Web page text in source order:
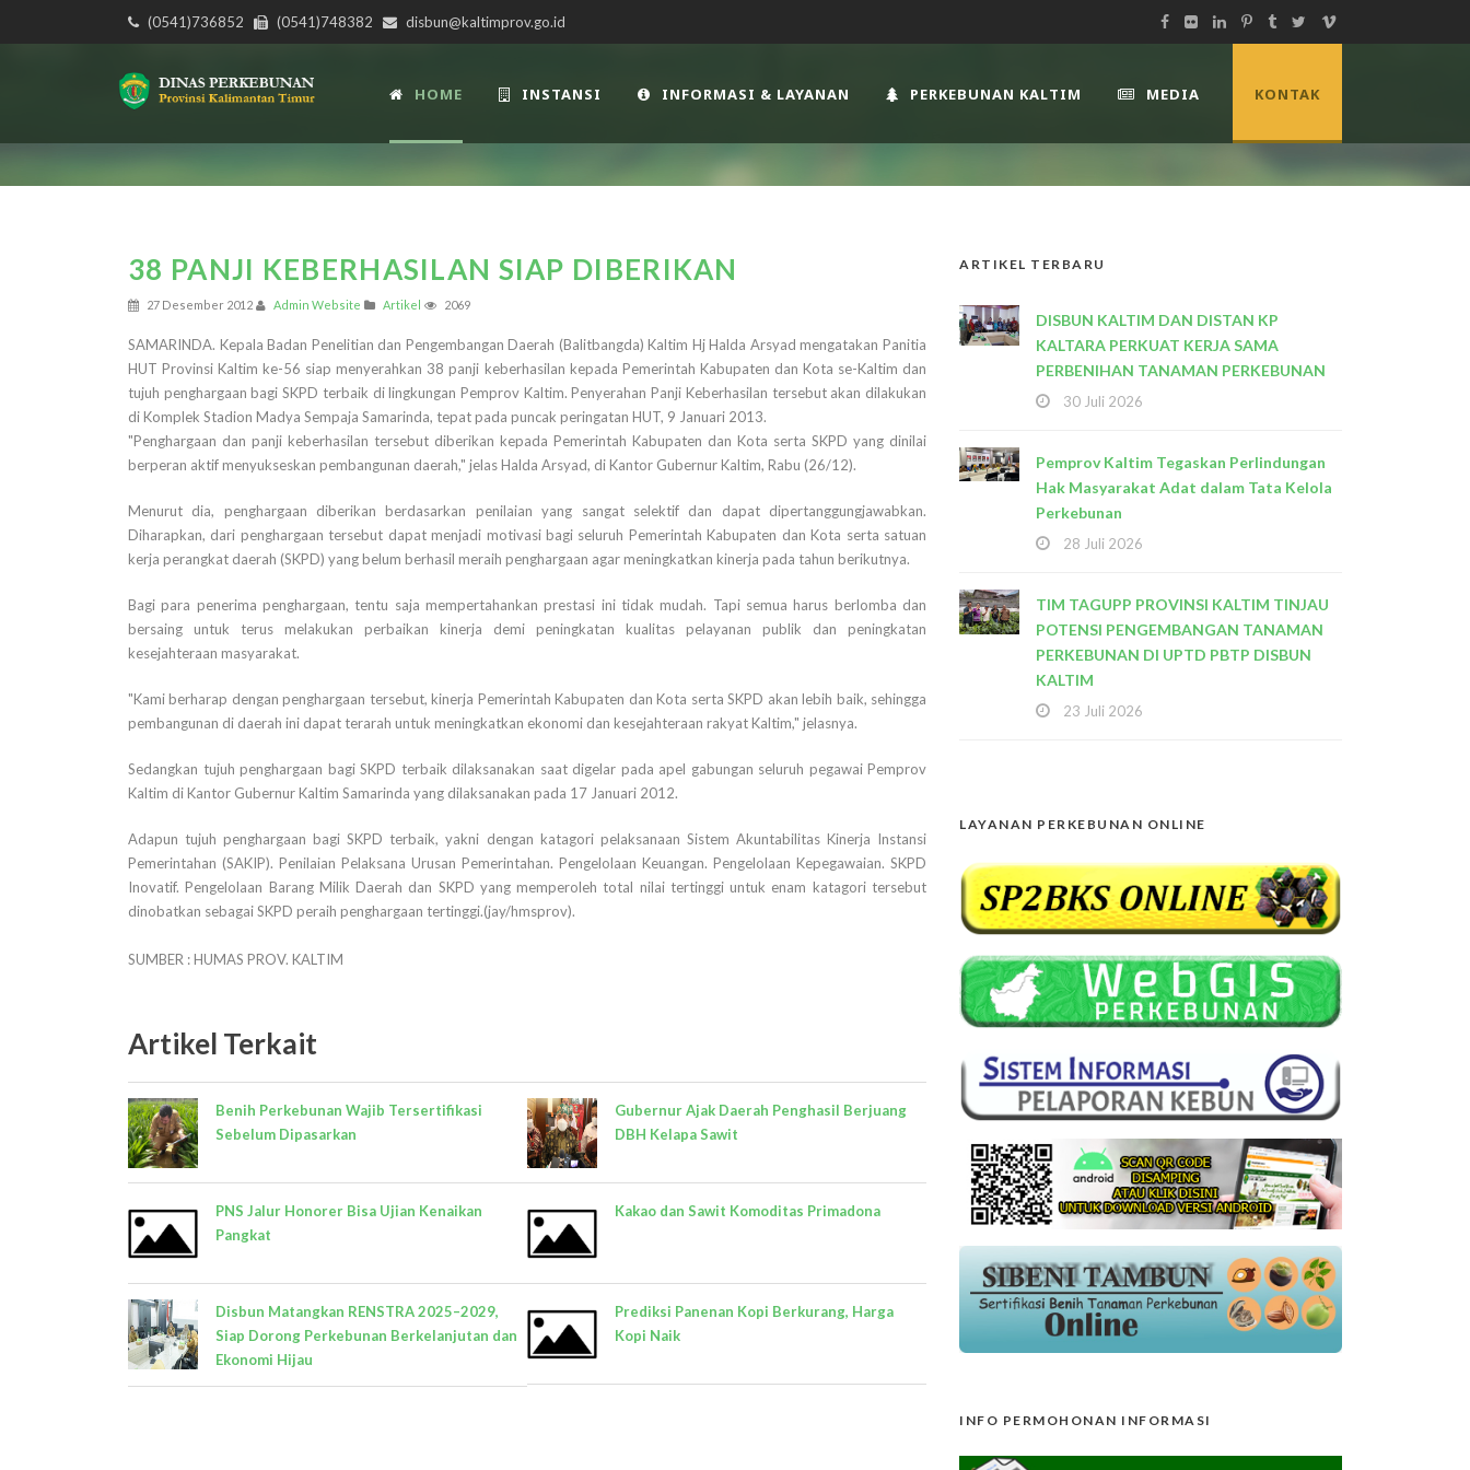
(0541)736852 (0541)748382 disbun@kaltimprov.go.id
HOME INSTANSI INFORMASI & LAYANAN PERKEBUNAN KALTIM MEDIA KONTAK
38 PANJI KEBERHASILAN SIAP DIBERIKAN
27 Desember 2012 Admin Website Artikel 2069
SAMARINDA. Kepala Badan Penelitian dan Pengembangan Daerah (Balitbangda) Kaltim Hj Halda Arsyad mengatakan Panitia
HUT Provinsi Kaltim ke-56 siap menyerahkan 38 panji keberhasilan kepada Pemerintah Kabupaten dan Kota se-Kaltim dan
tujuh penghargaan bagi SKPD terbaik di lingkungan Pemprov Kaltim. Penyerahan Panji Keberhasilan tersebut akan dilakukan
di Komplek Stadion Madya Sempaja Samarinda, tepat pada puncak peringatan HUT, 9 Januari 2013.
"Penghargaan dan panji keberhasilan tersebut diberikan kepada Pemerintah Kabupaten dan Kota serta SKPD yang dinilai
berperan aktif menyukseskan pembangunan daerah," jelas Halda Arsyad, di Kantor Gubernur Kaltim, Rabu (26/12).
Menurut dia, penghargaan diberikan berdasarkan penilaian yang sangat selektif dan dapat dipertanggungjawabkan.
Diharapkan, dari penghargaan tersebut dapat menjadi motivasi bagi seluruh Pemerintah Kabupaten dan Kota serta satuan
kerja perangkat daerah (SKPD) yang belum berhasil meraih penghargaan agar meningkatkan kinerja pada tahun berikutnya.
Bagi para penerima penghargaan, tentu saja mempertahankan prestasi ini tidak mudah. Tapi semua harus berlomba dan
bersaing untuk terus melakukan perbaikan kinerja demi peningkatan kualitas pelayanan publik dan peningkatan
kesejahteraan masyarakat.
"Kami berharap dengan penghargaan tersebut, kinerja Pemerintah Kabupaten dan Kota serta SKPD akan lebih baik, sehingga
pembangunan di daerah ini dapat terarah untuk meningkatkan ekonomi dan kesejahteraan rakyat Kaltim," jelasnya.
Sedangkan tujuh penghargaan bagi SKPD terbaik dilaksanakan saat digelar pada apel gabungan seluruh pegawai Pemprov
Kaltim di Kantor Gubernur Kaltim Samarinda yang dilaksanakan pada 17 Januari 2012.
Adapun tujuh penghargaan bagi SKPD terbaik, yakni dengan katagori pelaksanaan Sistem Akuntabilitas Kinerja Instansi
Pemerintahan (SAKIP). Penilaian Pelaksana Urusan Pemerintahan. Pengelolaan Keuangan. Pengelolaan Kepegawaian. SKPD
Inovatif. Pengelolaan Barang Milik Daerah dan SKPD yang memperoleh total nilai tertinggi untuk enam katagori tersebut
dinobatkan sebagai SKPD peraih penghargaan tertinggi.(jay/hmsprov).
SUMBER : HUMAS PROV. KALTIM
Artikel Terkait
Benih Perkebunan Wajib Tersertifikasi
Sebelum Dipasarkan
PNS Jalur Honorer Bisa Ujian Kenaikan
Pangkat
Disbun Matangkan RENSTRA 2025–2029,
Siap Dorong Perkebunan Berkelanjutan dan
Ekonomi Hijau
Gubernur Ajak Daerah Penghasil Berjuang
DBH Kelapa Sawit
Kakao dan Sawit Komoditas Primadona
Prediksi Panenan Kopi Berkurang, Harga
Kopi Naik
ARTIKEL TERBARU
DISBUN KALTIM DAN DISTAN KP
KALTARA PERKUAT KERJA SAMA
PERBENIHAN TANAMAN PERKEBUNAN
30 Juli 2026
Pemprov Kaltim Tegaskan Perlindungan
Hak Masyarakat Adat dalam Tata Kelola
Perkebunan
28 Juli 2026
TIM TAGUPP PROVINSI KALTIM TINJAU
POTENSI PENGEMBANGAN TANAMAN
PERKEBUNAN DI UPTD PBTP DISBUN
KALTIM
23 Juli 2026
LAYANAN PERKEBUNAN ONLINE
INFO PERMOHONAN INFORMASI